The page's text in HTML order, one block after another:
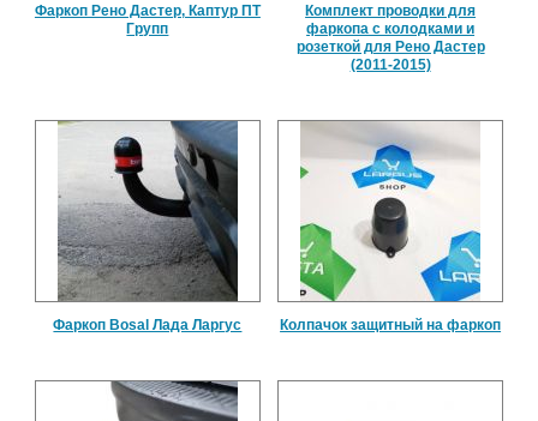
Фаркоп Рено Дастер, Каптур ПТ
Групп
Комплект проводки для
фаркопа с колодками и
розеткой для Рено Дастер
(2011-2015)
Фаркоп Bosal Лада Ларгус Колпачок защитный на фаркоп